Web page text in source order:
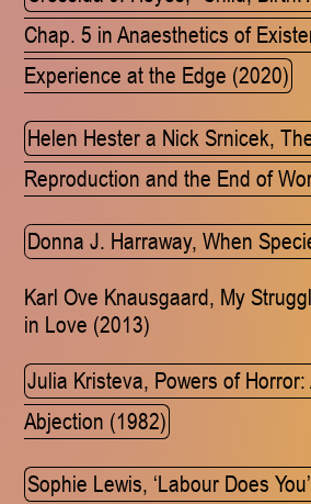
Chap. 5 in Anaesthetics of
Experience at the Edge (2020)
Helen Hester a Nick Srnicek,
Reproduction and the End of
Donna J. Harraway, When
Karl Ove Knausgaard, My
in Love (2013)
Julia Kristeva, Powers of Horror:
Abjection (1982)
Sophie Lewis, ‘Labour Does